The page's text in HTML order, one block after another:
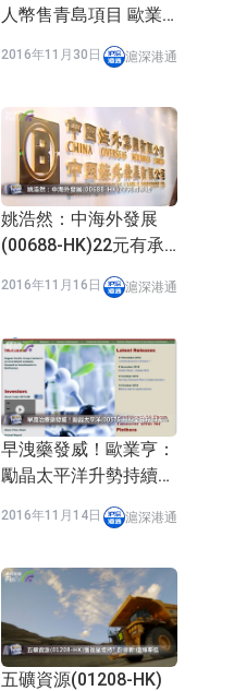
人幣售青島項目 歐業
2016年11月30日 滬深港通
姚浩然：中海外發展
(00688-HK)22元有承
2016年11月16日 滬深港通
早洩藥發威！歐業亨：
勵晶太平洋升勢持續性
2016年11月14日 滬深港通
五礦資源(01208-HK)